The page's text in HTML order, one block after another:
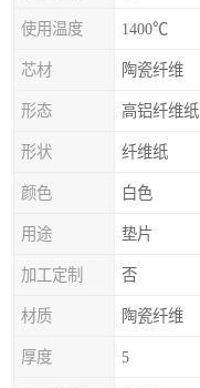
使用温度 1400℃
芯材 陶瓷纤维
形态 高铝纤维纸
形状 纤维纸
颜色 白色
用途 垫片
加工定制 否
材质 陶瓷纤维
厚度 5